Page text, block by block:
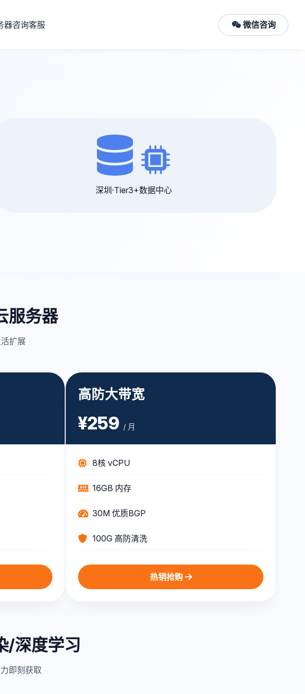
器咨询客服 微信咨询
深圳·Tier3+数据中心
服务器
扩展
高防大带宽
¥259 / 月
8核 vCPU
16GB 内存
30M 优质BGP
100G 高防清洗
热销抢购
/深度学习
即刻获取